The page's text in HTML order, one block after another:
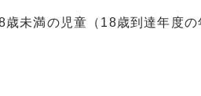
未満の児童（18歳到達年度の